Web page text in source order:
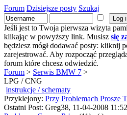
Forum Dzisiejsze posty Szukaj
Jeśli jest to Twoja pierwsza wizyta
klikając w powyższy link. Musisz się
będziesz mógł dodawać posty: kliknij
zarejestrować. Aby rozpocząć
forum które chcesz odwiedzić.
Forum > Serwis BMW 7 >
LPG / CNG
instrukcje / schematy
Przyklejony: Przy Problemach Prosze
Ostatni Post: Greg38, 11-04-2008 11:52